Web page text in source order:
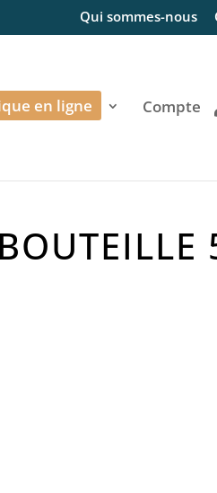
Qui sommes-nous
en ligne Compte